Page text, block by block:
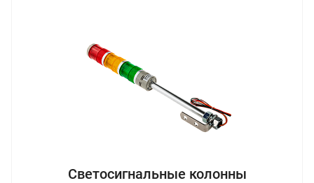
Светосигнальные колонны